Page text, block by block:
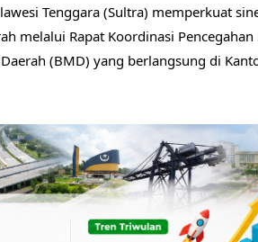
Tenggara (Sultra) memperkuat
melalui Rapat Koordinasi Pencegahan
(BMD) yang berlangsung di